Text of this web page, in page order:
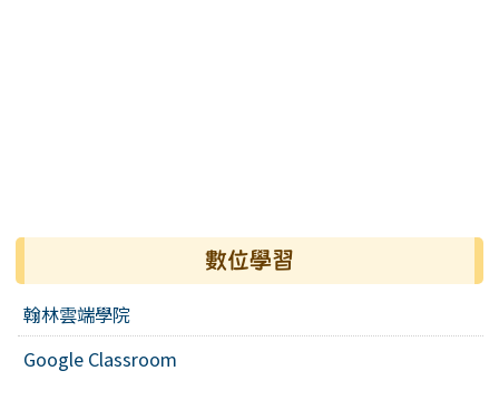
數位學習
翰林雲端學院
Google Classroom